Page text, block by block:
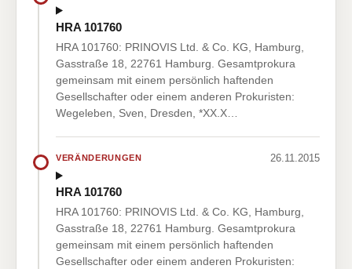
HRA 101760
HRA 101760: PRINOVIS Ltd. & Co. KG, Hamburg,
Gasstraße 18, 22761 Hamburg. Gesamtprokura
gemeinsam mit einem persönlich haftenden
Gesellschafter oder einem anderen Prokuristen:
Wegeleben, Sven, Dresden, *XX.X…
VERÄNDERUNGEN 26.11.2015
HRA 101760
HRA 101760: PRINOVIS Ltd. & Co. KG, Hamburg,
Gasstraße 18, 22761 Hamburg. Gesamtprokura
gemeinsam mit einem persönlich haftenden
Gesellschafter oder einem anderen Prokuristen: